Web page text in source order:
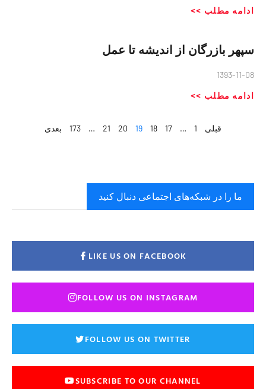
ادامه مطلب >>
سپهر بازرگان از اندیشه تا عمل
1393-11-08
ادامه مطلب >>
قبلی 1
…
17
18
19
20
21
…
173 بعدی
ما را در شبکه‌های اجتماعی دنبال کنید
LIKE US ON FACEBOOK
FOLLOW US ON INSTAGRAM
FOLLOW US ON TWITTER
SUBSCRIBE TO OUR CHANNEL